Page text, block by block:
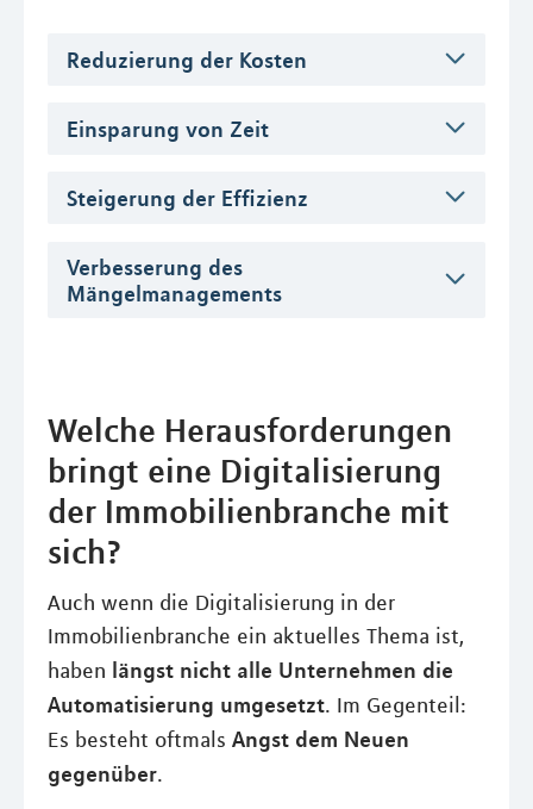
Reduzierung der Kosten
Einsparung von Zeit
Steigerung der Effizienz
Verbesserung des
Mängelmanagements
Welche Herausforderungen
bringt eine Digitalisierung
der Immobilienbranche mit
sich?
Auch wenn die Digitalisierung in der
Immobilienbranche ein aktuelles Thema ist,
haben längst nicht alle Unternehmen die
Automatisierung umgesetzt. Im Gegenteil:
Es besteht oftmals Angst dem Neuen
gegenüber.